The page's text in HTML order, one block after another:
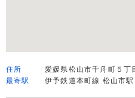
住所
愛媛県松山市千舟町５
最寄駅
伊予鉄道本町線 松山市駅